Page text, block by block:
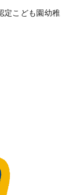
定こども園 幼稚